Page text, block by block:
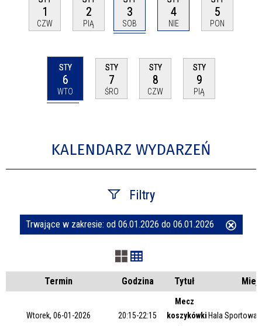
1
CZW
2
PIĄ
3
SOB
4
NIE
5
PON
STY
6
WTO
STY
7
ŚRO
STY
8
CZW
STY
9
PIĄ
KALENDARZ WYDARZEŃ
Filtry
Szukana fraza
Kategoria
Trwające w zakresie
Trwające w zakresie: od 06.01.2026 do 06.01.2026
Termin Godzina Tytuł
Wtorek, 06-01-2026 20:15-22:15
Mecz
koszykówki Hala Sportowa